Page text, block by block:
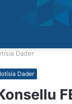
Dader
Dader